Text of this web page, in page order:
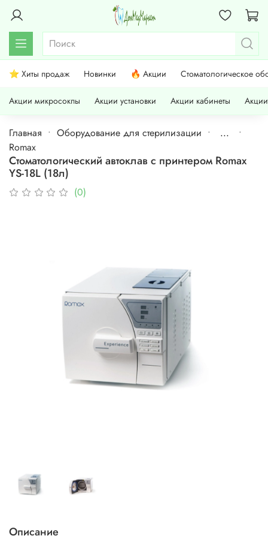
⭐ Хиты продаж Новинки 🔥 Акции Стоматологическое
Акции микросокпы Акции установки Акции кабинеты
Главная Оборудование для стерилизации
...
Romax
Стоматологический автоклав с принтером Romax
YS-18L (18л)
(0)
Описание